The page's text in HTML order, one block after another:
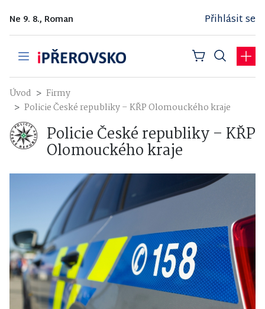
Ne 9. 8., Roman Přihlásit se
Úvod
Firmy
Policie České republiky – KŘP Olomouckého kraje
Policie České republiky – KŘP
Olomouckého kraje